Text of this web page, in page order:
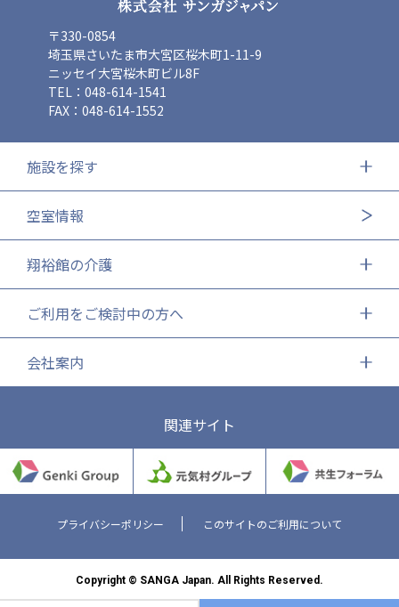
〒330-0854
埼玉県さいたま市大宮区桜木町1-11-9
ニッセイ大宮桜木町ビル8F
TEL：048-614-1541
FAX：048-614-1552
施設を探す
空室情報
翔裕館の介護
ご利用をご検討中の方へ
会社案内
関連サイト
プライバシーポリシー このサイトのご利用について
Copyright © SANGA Japan. All Rights Reserved.